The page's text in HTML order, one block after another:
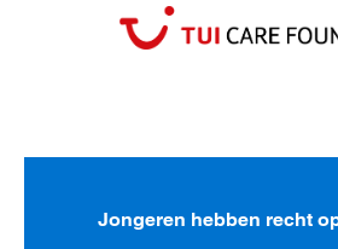
Jongeren hebben recht